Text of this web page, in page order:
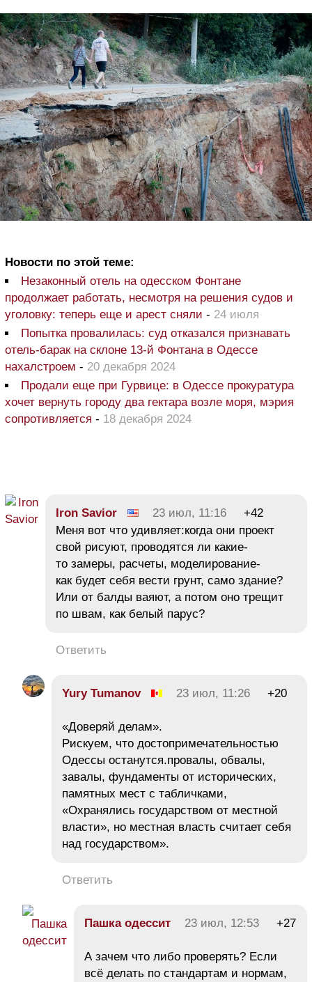
Новости по этой теме:
Незаконный отель на одесском Фонтане
продолжает работать, несмотря на решения судов и
уголовку: теперь еще и арест сняли - 24 июля
Попытка провалилась: суд отказался признавать
отель-барак на склоне 13-й Фонтана в Одессе
нахалстроем - 20 декабря 2024
Продали еще при Гурвице: в Одессе прокуратура
хочет вернуть городу два гектара возле моря, мэрия
сопротивляется - 18 декабря 2024
Iron Savior 23 июл, 11:16
+42
Меня вот что удивляет:когда они проект
свой рисуют, проводятся ли какие-
то замеры, расчеты, моделирование-
как будет себя вести грунт, само здание?
Или от балды ваяют, а потом оно трещит
по швам, как белый парус?
Ответить
Yury Tumanov 23 июл, 11:26 +20
«Доверяй делам».
Рискуем, что достопримечательностью
Одессы останутся.провалы, обвалы,
завалы, фундаменты от исторических,
памятных мест с табличками,
«Охранялись государством от местной
власти», но местная власть считает себя
над государством».
Ответить
Пашка одессит 23 июл, 12:53 +27
А зачем что либо проверять? Если
всё делать по стандартам и нормам,